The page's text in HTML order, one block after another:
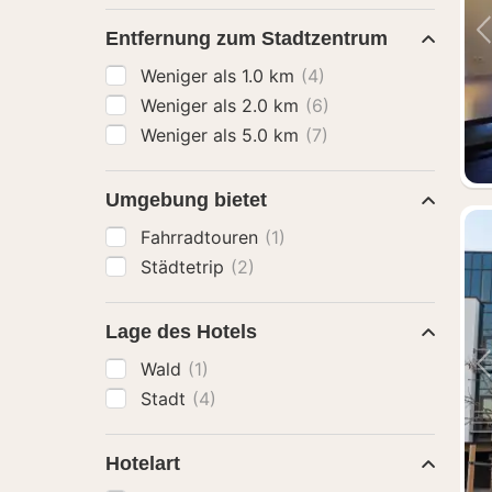
Entfernung zum Stadtzentrum
Weniger als 1.0 km (4)
Weniger als 2.0 km (6)
Weniger als 5.0 km (7)
Umgebung bietet
Fahrradtouren (1)
Städtetrip (2)
Lage des Hotels
Wald (1)
Stadt (4)
Hotelart